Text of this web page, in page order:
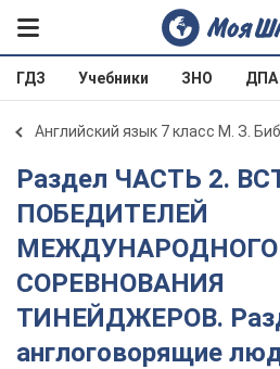
ГДЗ Учебники ЗНО ДПА
Английский язык 7 класс М. З.
Раздел ЧАСТЬ 2. ВСТРЕЧАЙТЕ
ПОБЕДИТЕЛЕЙ
МЕЖДУНАРОДНОГО
СОРЕВНОВАНИЯ
ТИНЕЙДЖЕРОВ.
англоговорящие